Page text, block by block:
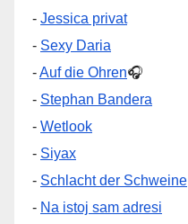
- Jessica privat
- Sexy Daria
-Auf die Ohren🎧
- Stephan Bandera
- Wetlook
- Siyax
- Schlacht der Schweine
- Na istoj sam adresi